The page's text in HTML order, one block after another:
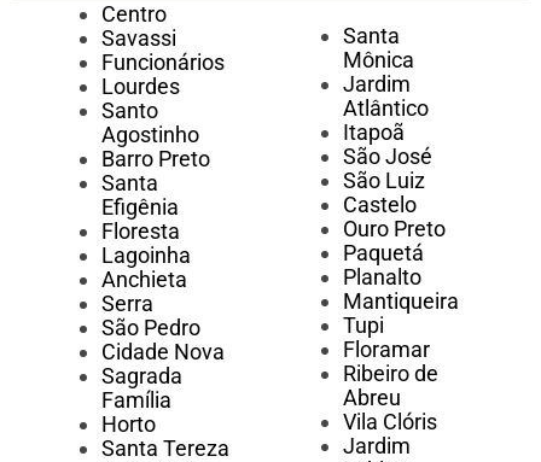
Centro
Savassi
Funcionários
Lourdes
Santo
Agostinho
Barro Preto
Santa
Efigênia
Floresta
Lagoinha
Anchieta
Serra
São Pedro
Cidade Nova
Sagrada
Família
Horto
Santa Tereza
Santa
Mônica
Jardim
Atlântico
Itapoã
São José
São Luiz
Castelo
Ouro Preto
Paquetá
Planalto
Mantiqueira
Tupi
Floramar
Ribeiro de
Abreu
Vila Clóris
Jardim